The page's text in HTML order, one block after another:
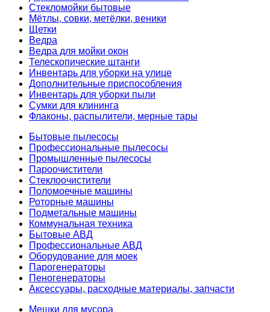
Стекломойки бытовые
Мётлы, совки, метёлки, веники
Щетки
Ведра
Ведра для мойки окон
Телескопические штанги
Инвентарь для уборки на улице
Дополнительные приспособления
Инвентарь для уборки пыли
Сумки для клининга
Флаконы, распылители, мерные тары
Бытовые пылесосы
Профессиональные пылесосы
Промышленные пылесосы
Пароочистители
Стеклоочистители
Поломоечные машины
Роторные машины
Подметальные машины
Коммунальная техника
Бытовые АВД
Профессиональные АВД
Оборудование для моек
Парогенераторы
Пеногенераторы
Аксессуары, расходные материалы, запчасти
Мешки для мусора